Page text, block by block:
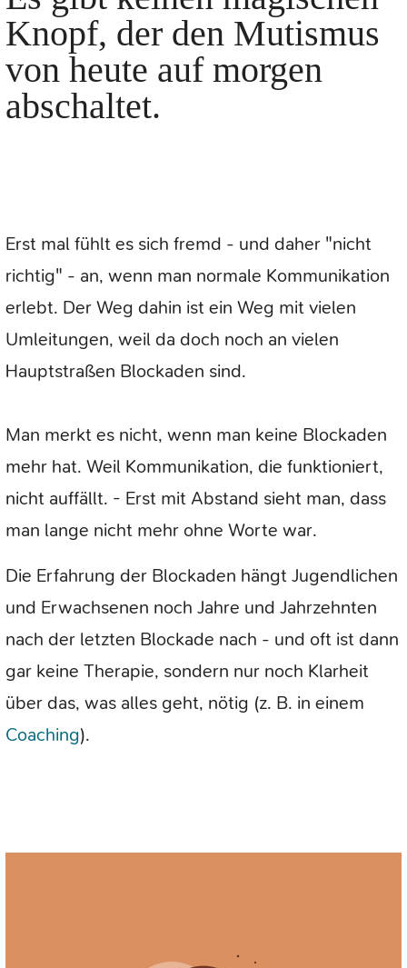
Knopf, der den Mutismus
von heute auf morgen
abschaltet.
Erst mal fühlt es sich fremd - und daher "nicht
richtig" - an, wenn man normale Kommunikation
erlebt. Der Weg dahin ist ein Weg mit vielen
Umleitungen, weil da doch noch an vielen
Hauptstraßen Blockaden sind.
Man merkt es nicht, wenn man keine Blockaden
mehr hat. Weil Kommunikation, die funktioniert,
nicht auffällt. - Erst mit Abstand sieht man, dass
man lange nicht mehr ohne Worte war.
Die Erfahrung der Blockaden hängt Jugendlichen
und Erwachsenen noch Jahre und Jahrzehnten
nach der letzten Blockade nach - und oft ist dann
gar keine Therapie, sondern nur noch Klarheit
über das, was alles geht, nötig (z. B. in einem
Coaching).